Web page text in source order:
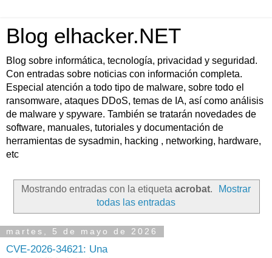
Blog elhacker.NET
Blog sobre informática, tecnología, privacidad y seguridad.
Con entradas sobre noticias con información completa.
Especial atención a todo tipo de malware, sobre todo el
ransomware, ataques DDoS, temas de IA, así como análisis
de malware y spyware. También se tratarán novedades de
software, manuales, tutoriales y documentación de
herramientas de sysadmin, hacking , networking, hardware,
etc
Mostrando entradas con la etiqueta acrobat.
Mostrar
todas las entradas
martes, 5 de mayo de 2026
CVE-2026-34621: Una